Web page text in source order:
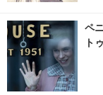
ペ
ト